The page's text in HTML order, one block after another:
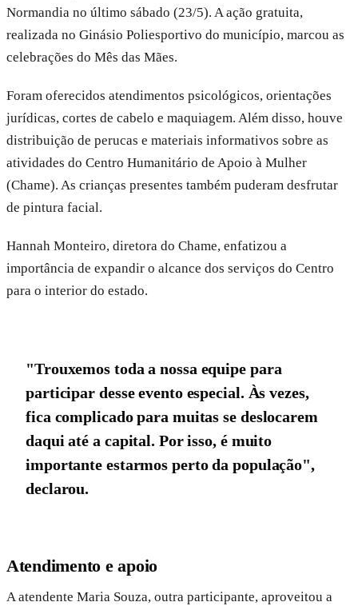
Normandia no último sábado (23/5). A ação gratuita,
realizada no Ginásio Poliesportivo do município, marcou as
celebrações do Mês das Mães.
Foram oferecidos atendimentos psicológicos, orientações
jurídicas, cortes de cabelo e maquiagem. Além disso, houve
distribuição de perucas e materiais informativos sobre as
atividades do Centro Humanitário de Apoio à Mulher
(Chame). As crianças presentes também puderam desfrutar
de pintura facial.
Hannah Monteiro, diretora do Chame, enfatizou a
importância de expandir o alcance dos serviços do Centro
para o interior do estado.
"Trouxemos toda a nossa equipe para
participar desse evento especial. Às vezes,
fica complicado para muitas se deslocarem
daqui até a capital. Por isso, é muito
importante estarmos perto da população",
declarou.
Atendimento e apoio
A atendente Maria Souza, outra participante, aproveitou a